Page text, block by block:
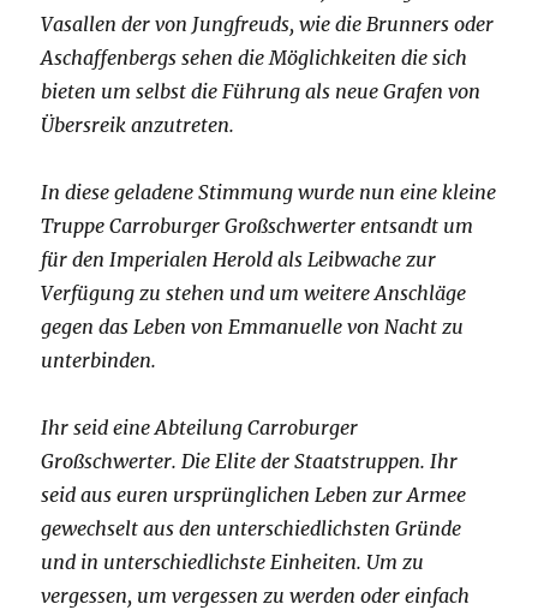
Vasallen der von Jungfreuds, wie die Brunners oder
Aschaffenbergs sehen die Möglichkeiten die sich
bieten um selbst die Führung als neue Grafen von
Übersreik anzutreten.
In diese geladene Stimmung wurde nun eine kleine
Truppe Carroburger Großschwerter entsandt um
für den Imperialen Herold als Leibwache zur
Verfügung zu stehen und um weitere Anschläge
gegen das Leben von Emmanuelle von Nacht zu
unterbinden.
Ihr seid eine Abteilung Carroburger
Großschwerter. Die Elite der Staatstruppen. Ihr
seid aus euren ursprünglichen Leben zur Armee
gewechselt aus den unterschiedlichsten Gründe
und in unterschiedlichste Einheiten. Um zu
vergessen, um vergessen zu werden oder einfach